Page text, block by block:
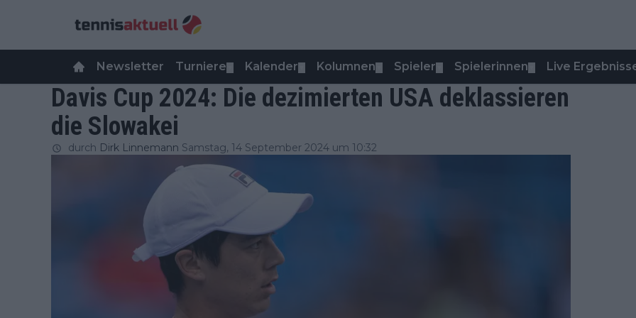
Newsletter Turniere Kalender Kolumnen Spieler Spielerinnen Live
Davis Cup 2024: Die dezimierten USA deklassieren
die Slowakei
durch Dirk Linnemann Samstag, 14 September 2024 um 10:32